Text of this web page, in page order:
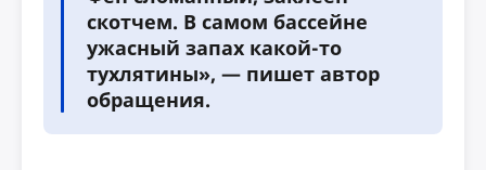
скотчем. В самом бассейне
ужасный запах какой-то
тухлятины», — пишет автор
обращения.